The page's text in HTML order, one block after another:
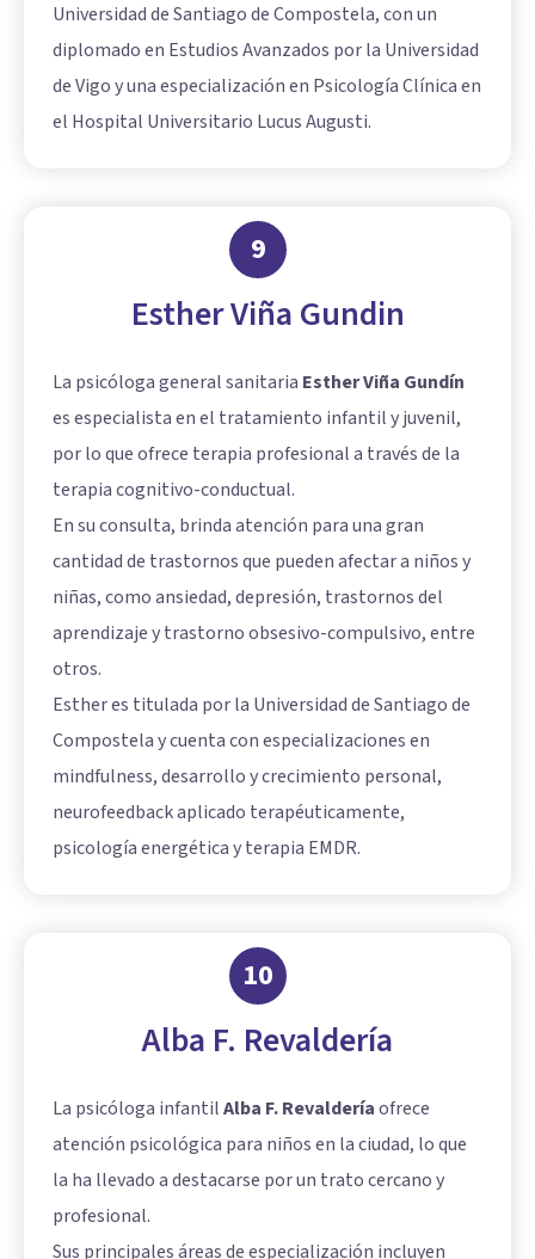
Universidad de Santiago de Compostela, con un
diplomado en Estudios Avanzados por la Universidad
de Vigo y una especialización en Psicología Clínica en
el Hospital Universitario Lucus Augusti.
9
Esther Viña Gundin
La psicóloga general sanitaria Esther Viña Gundín
es especialista en el tratamiento infantil y juvenil,
por lo que ofrece terapia profesional a través de la
terapia cognitivo-conductual.
En su consulta, brinda atención para una gran
cantidad de trastornos que pueden afectar a niños y
niñas, como ansiedad, depresión, trastornos del
aprendizaje y trastorno obsesivo-compulsivo, entre
otros.
Esther es titulada por la Universidad de Santiago de
Compostela y cuenta con especializaciones en
mindfulness, desarrollo y crecimiento personal,
neurofeedback aplicado terapéuticamente,
psicología energética y terapia EMDR.
10
Alba F. Revaldería
La psicóloga infantilAlba F. Revalderíaofrece
atención psicológica para niños en la ciudad, lo que
la ha llevado a destacarse por un trato cercano y
profesional.
Sus principales áreas de especialización incluyen